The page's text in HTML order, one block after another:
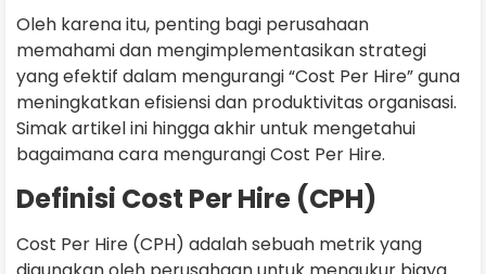
Oleh karena itu, penting bagi perusahaan
memahami dan mengimplementasikan strategi
yang efektif dalam mengurangi “Cost Per Hire” guna
meningkatkan efisiensi dan produktivitas organisasi.
Simak artikel ini hingga akhir untuk mengetahui
bagaimana cara mengurangi Cost Per Hire.
Definisi Cost Per Hire (CPH)
Cost Per Hire (CPH) adalah sebuah metrik yang